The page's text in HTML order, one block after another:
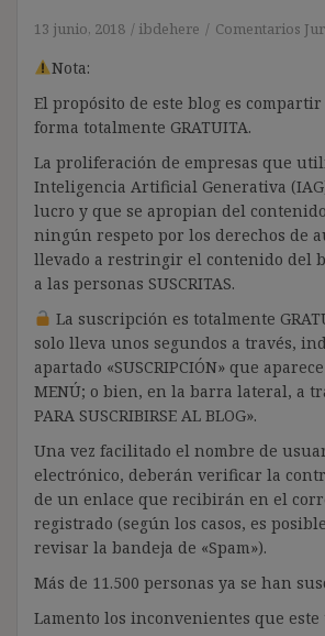
13 junio, 2018 ibdehere Comentarios
Nota:
El propósito de este blog es
forma totalmente GRATUITA.
La proliferación de empresas que
Inteligencia Artificial Generativa
lucro y que se apropian del
ningún respeto por los derechos de
llevado a restringir el contenido del
a las personas SUSCRITAS.
La suscripción es totalmente
solo lleva unos segundos a través,
apartado «SUSCRIPCIÓN» que
MENÚ; o bien, en la barra lateral, a
PARA SUSCRIBIRSE AL BLOG».
Una vez facilitado el nombre de
electrónico, deberán verificar la
de un enlace que recibirán en el
registrado (según los casos, es
revisar la bandeja de «Spam»).
Más de 11.500 personas ya se han
Lamento los inconvenientes que